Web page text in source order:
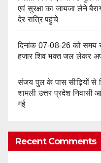
एवं सुरक्षा का जायजा लेने
देर रात्रि पहुंचे
दिनांक 07-08-26 को
हजार शिव भक्त जल लेकर
संजय पुल के पास सीढ़ियों से
शामली उत्तर प्रदेश
गई
Recent Comments